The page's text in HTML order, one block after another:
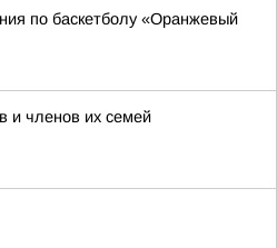
по баскетболу «Оранжевый
и членов их семей